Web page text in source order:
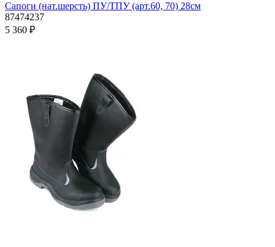
Сапоги (нат.шерсть) ПУ/ТПУ (арт.60, 70) 28см
87474237
5 360 ₽